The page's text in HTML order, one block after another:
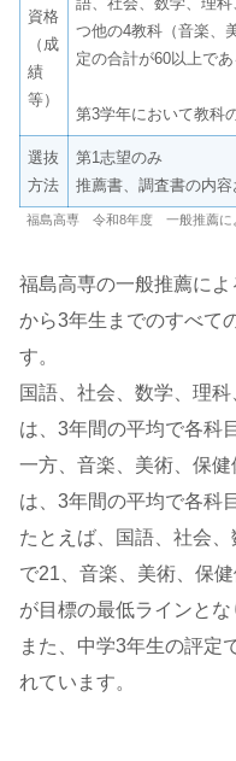
資格
（成
績
等）
つ他の4教科（音楽、
定の合計が60以上であ
第3学年において教科
選抜
方法
第1志望のみ
推薦書、調査書の内
福島高専 令和8年度 一般推薦に
福島高専の一般推薦に
から3年生までのすべて
す。
国語、社会、数学、理
は、3年間の平均で各科
一方、音楽、美術、保
は、3年間の平均で各科
たとえば、国語、社会
で21、音楽、美術、保
が目標の最低ラインとな
また、中学3年生の評定
れています。